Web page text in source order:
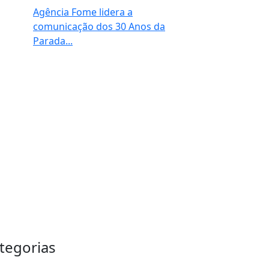
Agência Fome lidera a
comunicação dos 30 Anos da
Parada...